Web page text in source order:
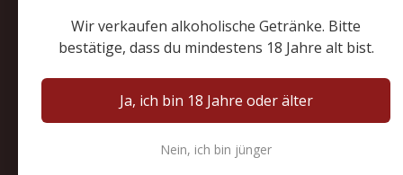
Wir verkaufen alkoholische Getränke. Bitte
bestätige, dass du mindestens 18 Jahre alt bist.
Ja, ich bin 18 Jahre oder älter
Nein, ich bin jünger